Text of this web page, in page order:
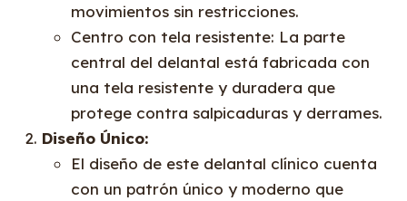
movimientos sin restricciones.
Centro con tela resistente: La parte
central del delantal está fabricada con
una tela resistente y duradera que
protege contra salpicaduras y derrames.
Diseño Único:
El diseño de este delantal clínico cuenta
con un patrón único y moderno que